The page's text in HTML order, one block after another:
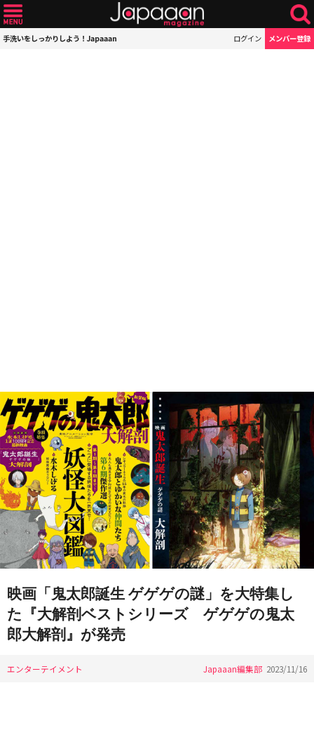
手洗いをしっかりしよう！Japaaan ログイン メンバー登録
映画「鬼太郎誕生 ゲゲゲの謎」を大特集し
た『大解剖ベストシリーズ ゲゲゲの鬼太
郎大解剖』が発売
エンターテイメント Japaaan編集部 2023/11/16